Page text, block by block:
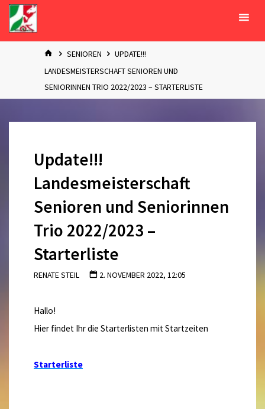
Zum
Inhalt
springen
STARTSENIOREN
UPDATE!!!
LANDESMEISTERSCHAFT SENIOREN UND
SENIORINNEN TRIO 2022/2023 – STARTERLISTE
Update!!!
Landesmeisterschaft
Senioren und Seniorinnen
Trio 2022/2023 –
Starterliste
RENATE STEIL 2. NOVEMBER 2022, 12:05
Hallo!
Hier findet Ihr die Starterlisten mit Startzeiten
Starterliste